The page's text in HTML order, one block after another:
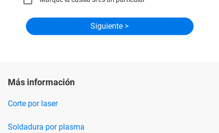
Más información
Corte por laser
Soldadura por plasma